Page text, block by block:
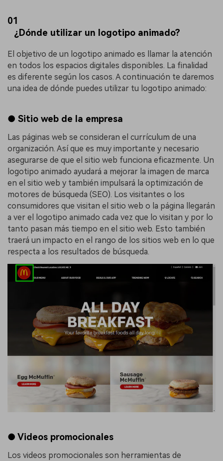
01
¿Dónde utilizar un logotipo animado?
El objetivo de un logotipo animado es llamar la atención
en todos los espacios digitales disponibles. La finalidad
es diferente según los casos. A continuación te daremos
una idea de dónde puedes utilizar tu logotipo animado:
● Sitio web de la empresa
Las páginas web se consideran el currículum de una
organización. Así que es muy importante y necesario
asegurarse de que el sitio web funciona eficazmente. Un
logotipo animado ayudará a mejorar la imagen de marca
en el sitio web y también impulsará la optimización de
motores de búsqueda (SEO). Los visitantes o los
consumidores que visitan el sitio web o la página llegarán
a ver el logotipo animado cada vez que lo visitan y por lo
tanto pasan más tiempo en el sitio web. Esto también
traerá un impacto en el rango de los sitios web en lo que
respecta a los resultados de búsqueda.
● Videos promocionales
Los videos promocionales son herramientas de